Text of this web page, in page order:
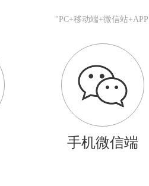
"PC+移动端+微信站
手机微信端